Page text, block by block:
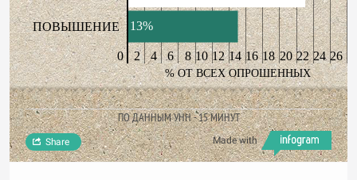
ПОВЫШЕНИЕ
0 2 4 6 8 10 12 14 16 18 20 22 24 26
13%
% ОТ ВСЕХ ОПРОШЕННЫХ
ПО ДАННЫМ УНН - 15 МИНУТ
Made with
Share